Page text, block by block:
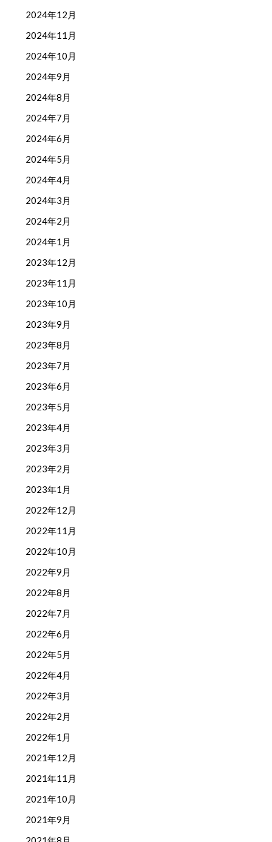
2024年12月
2024年11月
2024年10月
2024年9月
2024年8月
2024年7月
2024年6月
2024年5月
2024年4月
2024年3月
2024年2月
2024年1月
2023年12月
2023年11月
2023年10月
2023年9月
2023年8月
2023年7月
2023年6月
2023年5月
2023年4月
2023年3月
2023年2月
2023年1月
2022年12月
2022年11月
2022年10月
2022年9月
2022年8月
2022年7月
2022年6月
2022年5月
2022年4月
2022年3月
2022年2月
2022年1月
2021年12月
2021年11月
2021年10月
2021年9月